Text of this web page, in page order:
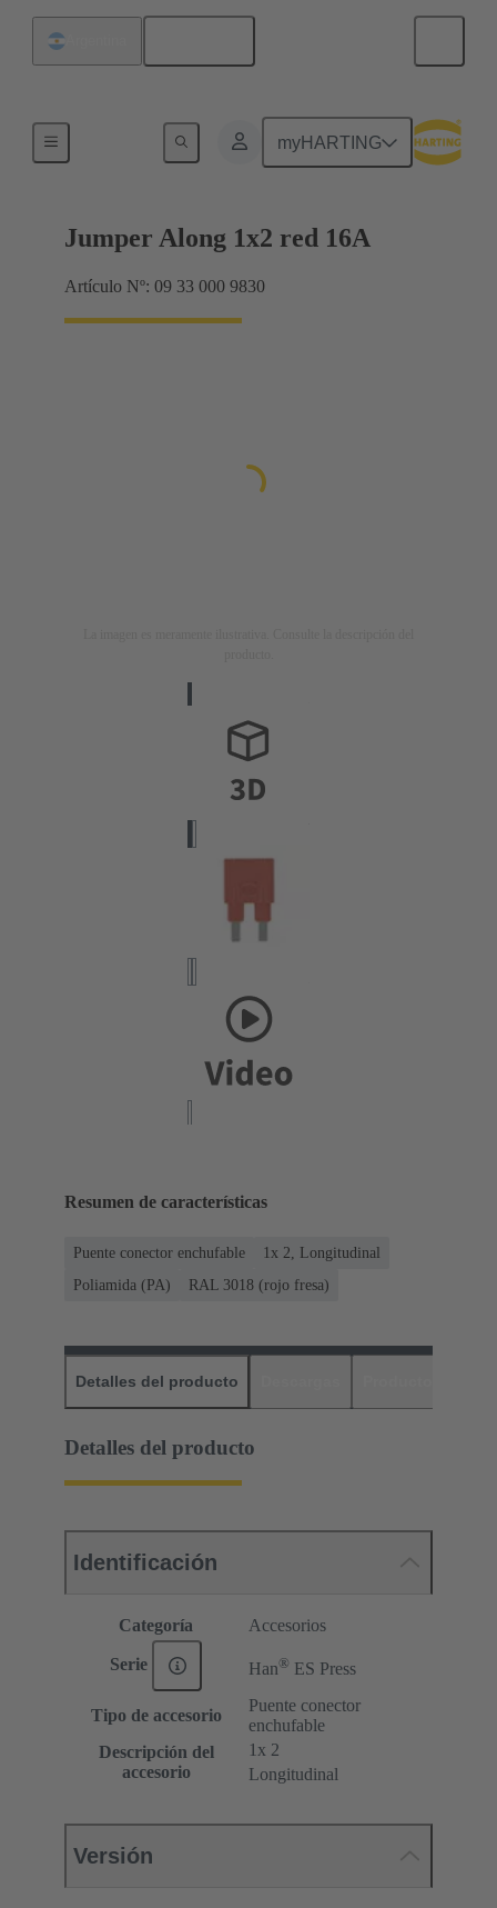
myHARTING
Puentes conectores Han® ES Press
Jumper Along 1x2 red 16A
Artículo Nº: 09 33 000 9830
Resumen de características
Puente conector enchufable
1x 2, Longitudinal
Poliamida (PA)
RAL 3018 (rojo fresa)
Detalles del producto
Detalles del producto
Identificación
Categoría Accesorios
Serie Han® ES Press
Tipo de accesorio
Puente conector
enchufable
Descripción del
accesorio
1x 2
Longitudinal
Versión